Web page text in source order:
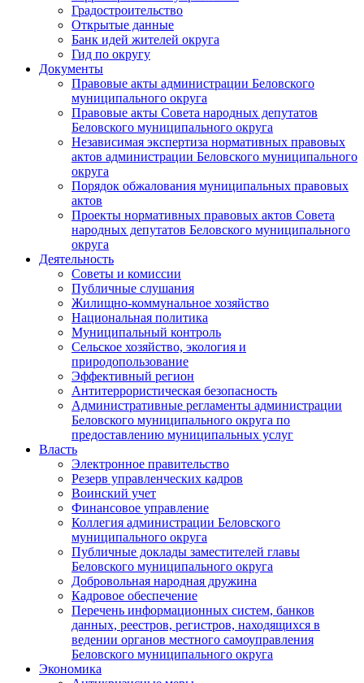
Градостроительство
Открытые данные
Банк идей жителей округа
Гид по округу
Документы
Правовые акты администрации Беловского
муниципального округа
Правовые акты Совета народных депутатов
Беловского муниципального округа
Независимая экспертиза нормативных правовых
актов администрации Беловского муниципального
округа
Порядок обжалования муниципальных правовых
актов
Проекты нормативных правовых актов Совета
народных депутатов Беловского муниципального
округа
Деятельность
Советы и комиссии
Публичные слушания
Жилищно-коммунальное хозяйство
Национальная политика
Муниципальный контроль
Сельское хозяйство, экология и
природопользование
Эффективный регион
Антитеррористическая безопасность
Административные регламенты администрации
Беловского муниципального округа по
предоставлению муниципальных услуг
Власть
Электронное правительство
Резерв управленческих кадров
Воинский учет
Финансовое управление
Коллегия администрации Беловского
муниципального округа
Публичные доклады заместителей главы
Беловского муниципального округа
Добровольная народная дружина
Кадровое обеспечение
Перечень информационных систем, банков
данных, реестров, регистров, находящихся в
ведении органов местного самоуправления
Беловского муниципального округа
Экономика